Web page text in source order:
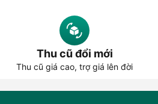
Thu cũ đổi mới
Thu cũ giá cao, trợ giá lên đời